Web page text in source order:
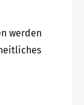
werden